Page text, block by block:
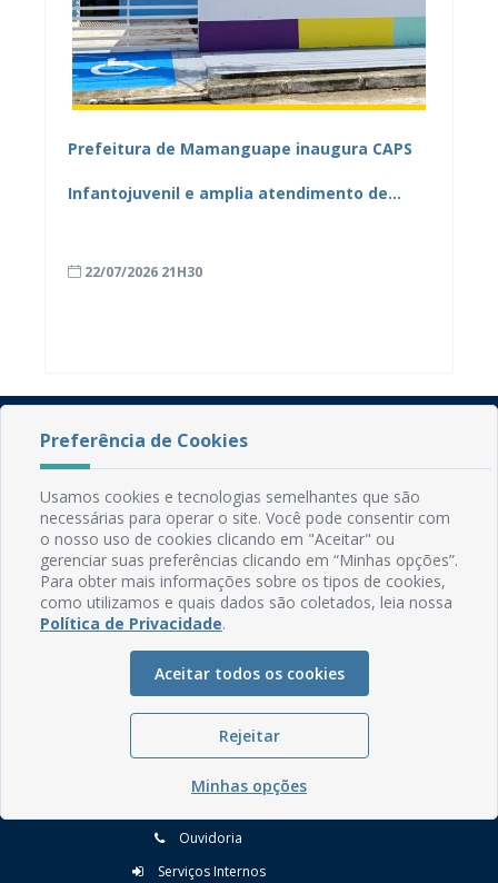
Prefeitura de Mamanguape inaugura CAPS
Infantojuvenil e amplia atendimento de
22/07/2026 21H30
Rua do Imperador, 78, Centro
CEP: 58.280-000 - Mamanguape/PB
Fone: (83) 3292-2246
Email: comunicacao@mamanguape.pb.gov.br
Expediente: Segunda à Sexta, das 08h às 13h
Perguntas frequentes
Ouvidoria
Serviços Internos
Preferência de Cookies
Usamos cookies e tecnologias semelhantes que são
necessárias para operar o site. Você pode consentir com
o nosso uso de cookies clicando em "Aceitar" ou
gerenciar suas preferências clicando em “Minhas opções”.
Para obter mais informações sobre os tipos de cookies,
como utilizamos e quais dados são coletados, leia nossa
Política de Privacidade.
Aceitar todos os cookies
Rejeitar
Minhas opções